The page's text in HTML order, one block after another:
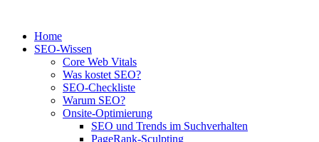
Home
SEO-Wissen
Core Web Vitals
Was kostet SEO?
SEO-Checkliste
Warum SEO?
Onsite-Optimierung
SEO und Trends im Suchverhalten
PageRank-Sculpting